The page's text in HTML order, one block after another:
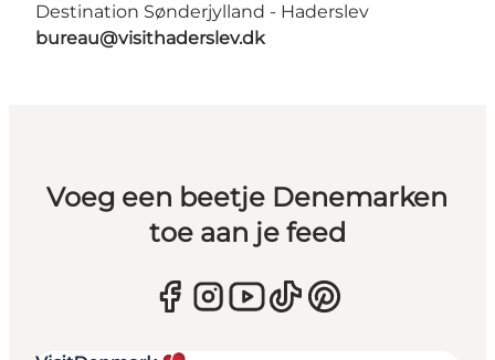
Destination Sønderjylland - Haderslev
bureau@visithaderslev.dk
Voeg een beetje Denemarken
toe aan je feed